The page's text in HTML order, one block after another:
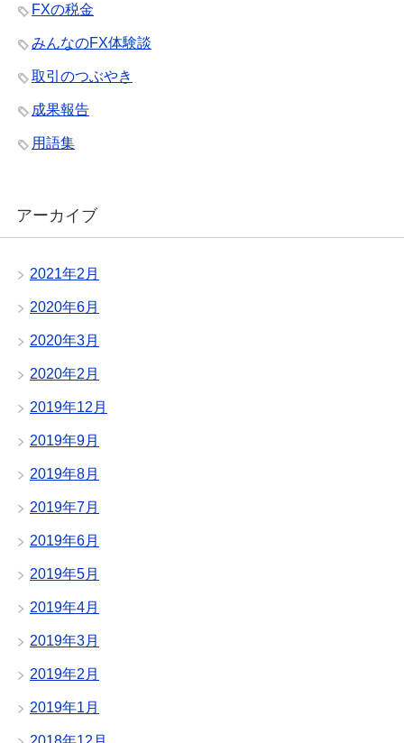
FXの税金
みんなのFX体験談
取引のつぶやき
成果報告
用語集
アーカイブ
2021年2月
2020年6月
2020年3月
2020年2月
2019年12月
2019年9月
2019年8月
2019年7月
2019年6月
2019年5月
2019年4月
2019年3月
2019年2月
2019年1月